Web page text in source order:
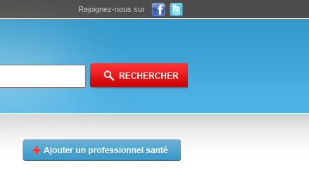
Rejoignez-nous sur